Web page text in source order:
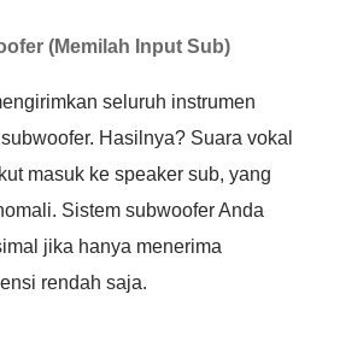
(Memilah Input Sub)
seluruh instrumen
Hasilnya? Suara vokal
masuk ke speaker sub, yang
Sistem subwoofer Anda
jika hanya menerima
rendah saja.